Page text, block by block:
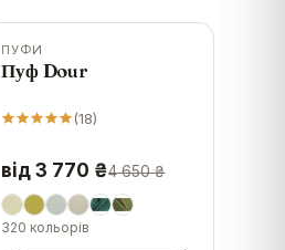
-19%
ПУФИ
Пуф Dour
(18)
від 3 770 ₴4 650 ₴
320 кольорів